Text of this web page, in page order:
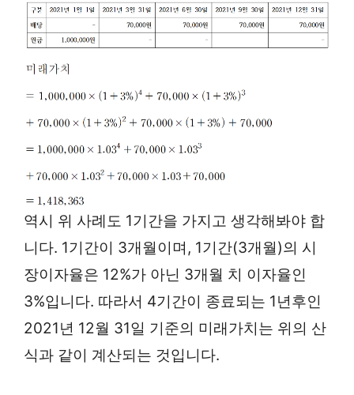
역시 위 사례도 1기간을 가지고 생각해봐야 합
니다. 1기간이 3개월이며, 1기간(3개월)의 시
장이자율은 12%가 아닌 3개월 치 이자율인
3%입니다. 따라서 4기간이 종료되는 1년후인
2021년 12월 31일 기준의 미래가치는 위의 산
식과 같이 계산되는 것입니다.